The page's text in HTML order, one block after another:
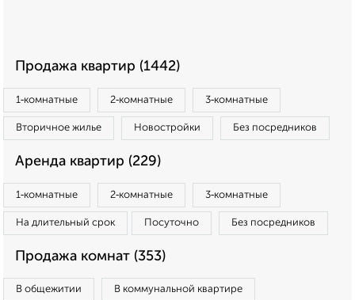
Продажа квартир (1442)
1‑комнатные 2‑комнатные 3‑комнатные
Вторичное жилье Новостройки Без посредников
Аренда квартир (229)
1‑комнатные 2‑комнатные 3‑комнатные
На длительный срок Посуточно Без посредников
Продажа комнат (353)
В общежитии В коммунальной квартире